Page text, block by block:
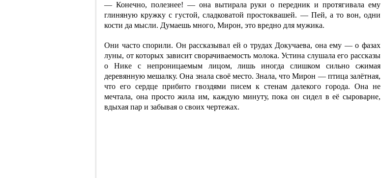
— Конечно, полезнее! — она вытирала руки о передник и протягивала ему
глиняную кружку с густой, сладковатой простоквашей. — Пей, а то вон, одни
кости да мысли. Думаешь много, Мирон, это вредно для мужика.
Они часто спорили. Он рассказывал ей о трудах Докучаева, она ему — о фазах
луны, от которых зависит сворачиваемость молока. Устина слушала его рассказы
о Нике с непроницаемым лицом, лишь иногда слишком сильно сжимая
деревянную мешалку. Она знала своё место. Знала, что Мирон — птица залётная,
что его сердце прибито гвоздями писем к стенам далекого города. Она не
мечтала, она просто жила им, каждую минуту, пока он сидел в её сыроварне,
вдыхая пар и забывая о своих чертежах.